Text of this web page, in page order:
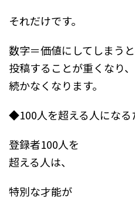
それだけです。
数字＝価値にしてしまうと
投稿することが重くなり、
続かなくなります。
◆100人を超える人になる
登録者100人を
超える人は、
特別な才能が